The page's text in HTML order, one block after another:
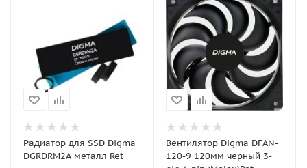
Радиатор для SSD Digma
DGRDRM2A металл Ret
Вентилятор Digma DFAN-
120-9 120мм черный 3-